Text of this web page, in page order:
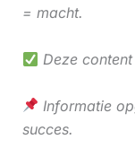
= macht.
Deze
Informatie
succes.